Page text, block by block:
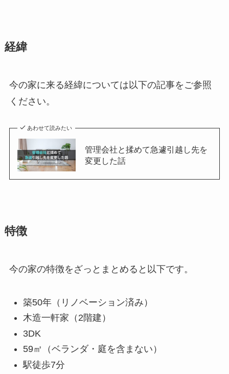
経緯
今の家に来る経緯については以下の記事をご参照
ください。
あわせて読みたい
管理会社と揉めて急遽引越し先を
変更した話
特徴
今の家の特徴をざっとまとめると以下です。
築50年（リノベーション済み）
木造一軒家（2階建）
3DK
59㎡（ベランダ・庭を含まない）
駅徒歩7分